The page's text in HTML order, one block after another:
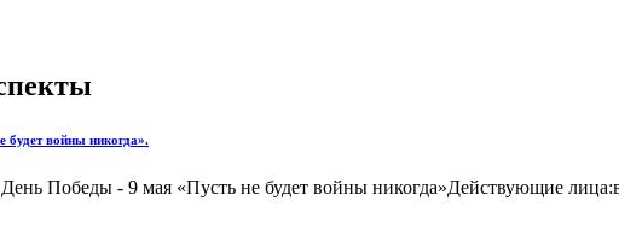
будет войны никогда».
Победы - 9 мая «Пусть не будет войны никогда»Действующие